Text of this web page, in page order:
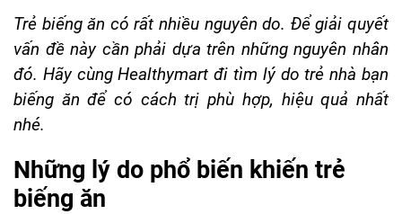
Trẻ biếng ăn có rất nhiều nguyên do. Để giải quyết
vấn đề này cần phải dựa trên những nguyên nhân
đó. Hãy cùng Healthymart đi tìm lý do trẻ nhà bạn
biếng ăn để có cách trị phù hợp, hiệu quả nhất
nhé.
Những lý do phổ biến khiến trẻ
biếng ăn